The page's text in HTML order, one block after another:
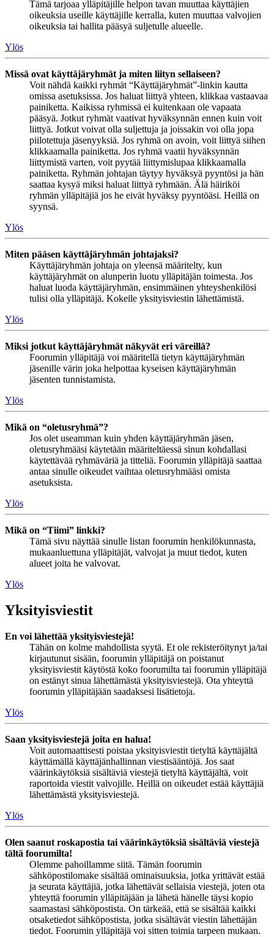
Tämä tarjoaa ylläpitäjille helpon tavan muuttaa käyttäjien
oikeuksia useille käyttäjille kerralla, kuten muuttaa valvojien
oikeuksia tai hallita pääsyä suljetulle alueelle.
Ylös
Missä ovat käyttäjäryhmät ja miten liityn sellaiseen?
Voit nähdä kaikki ryhmät “Käyttäjäryhmät”-linkin kautta
omissa asetuksissa. Jos haluat liittyä yhteen, klikkaa vastaavaa
painiketta. Kaikissa ryhmissä ei kuitenkaan ole vapaata
pääsyä. Jotkut ryhmät vaativat hyväksynnän ennen kuin voit
liittyä. Jotkut voivat olla suljettuja ja joissakin voi olla jopa
piilotettuja jäsenyyksiä. Jos ryhmä on avoin, voit liittyä siihen
klikkaamalla painiketta. Jos ryhmä vaatii hyväksynnän
liittymistä varten, voit pyytää liittymislupaa klikkaamalla
painiketta. Ryhmän johtajan täytyy hyväksyä pyyntösi ja hän
saattaa kysyä miksi haluat liittyä ryhmään. Älä häiriköi
ryhmän ylläpitäjiä jos he eivät hyväksy pyyntöäsi. Heillä on
syynsä.
Ylös
Miten pääsen käyttäjäryhmän johtajaksi?
Käyttäjäryhmän johtaja on yleensä määritelty, kun
käyttäjäryhmät on alunperin luotu ylläpitäjän toimesta. Jos
haluat luoda käyttäjäryhmän, ensimmäinen yhteyshenkilösi
tulisi olla ylläpitäjä. Kokeile yksityisviestin lähettämistä.
Ylös
Miksi jotkut käyttäjäryhmät näkyvät eri väreillä?
Foorumin ylläpitäjä voi määritellä tietyn käyttäjäryhmän
jäsenille värin joka helpottaa kyseisen käyttäjäryhmän
jäsenten tunnistamista.
Ylös
Mikä on “oletusryhmä”?
Jos olet useamman kuin yhden käyttäjäryhmän jäsen,
oletusryhmääsi käytetään määriteltäessä sinun kohdallasi
käytettävää ryhmäväriä ja titteliä. Foorumin ylläpitäjä saattaa
antaa sinulle oikeudet vaihtaa oletusryhmääsi omista
asetuksista.
Ylös
Mikä on “Tiimi” linkki?
Tämä sivu näyttää sinulle listan foorumin henkilökunnasta,
mukaanluettuna ylläpitäjät, valvojat ja muut tiedot, kuten
alueet joita he valvovat.
Ylös
Yksityisviestit
En voi lähettää yksityisviestejä!
Tähän on kolme mahdollista syytä. Et ole rekisteröitynyt ja/tai
kirjautunut sisään, foorumin ylläpitäjä on poistanut
yksityisviestit käytöstä koko foorumilta tai foorumin ylläpitäjä
on estänyt sinua lähettämästä yksityisviestejä. Ota yhteyttä
foorumin ylläpitäjään saadaksesi lisätietoja.
Ylös
Saan yksityisviestejä joita en halua!
Voit automaattisesti poistaa yksityisviestit tietyltä käyttäjältä
käyttämällä käyttäjänhallinnan viestisääntöjä. Jos saat
väärinkäytöksiä sisältäviä viestejä tietyltä käyttäjältä, voit
raportoida viestit valvojille. Heillä on oikeudet estää käyttäjiä
lähettämästä yksityisviestejä.
Ylös
Olen saanut roskapostia tai väärinkäytöksiä sisältäviä viestejä
tältä foorumilta!
Olemme pahoillamme siitä. Tämän foorumin
sähköpostilomake sisältää ominaisuuksia, jotka yrittävät estää
ja seurata käyttäjiä, jotka lähettävät sellaisia viestejä, joten ota
yhteyttä foorumin ylläpitäjään ja lähetä hänelle täysi kopio
saamastasi sähköpostista. On tärkeää, että se sisältää kaikki
otsaketiedot sähköpostista, jotka sisältävät viestin lähettäjän
tiedot. Foorumin ylläpitäjä voi sitten toimia tarpeen mukaan.